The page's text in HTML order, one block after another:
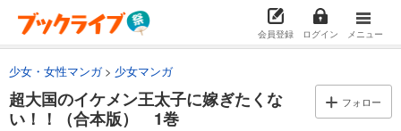
会員登録 ログイン メニュー
少女・女性マンガ 少女マンガ
超大国のイケメン王太子に嫁ぎたくな
い！！（合本版） 1巻
フォロー